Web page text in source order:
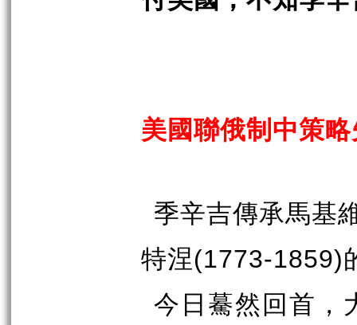
美國聯俄制中策
季辛吉傳承馬基
特涅(1773-1859)
今日驀然回首，